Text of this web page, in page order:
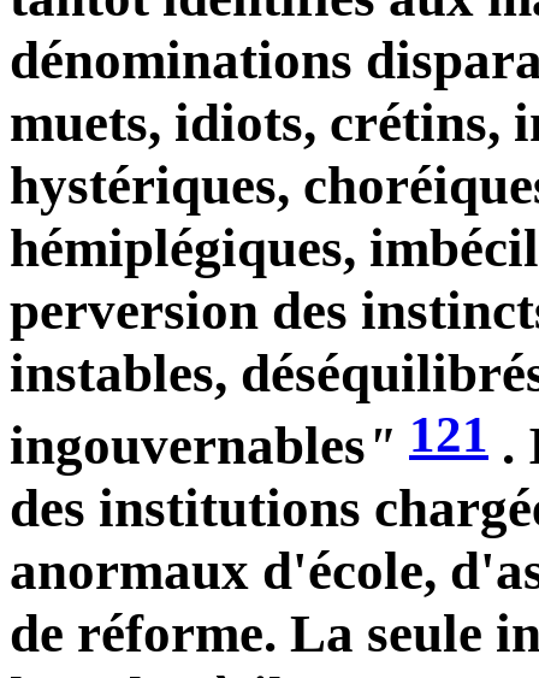
dénominations
muets, idiots, crétins,
hystériques,
hémiplégiques,
perversion des
instables,
ingouvernables" 121 .
des institutions
anormaux d'école,
de réforme. La seule